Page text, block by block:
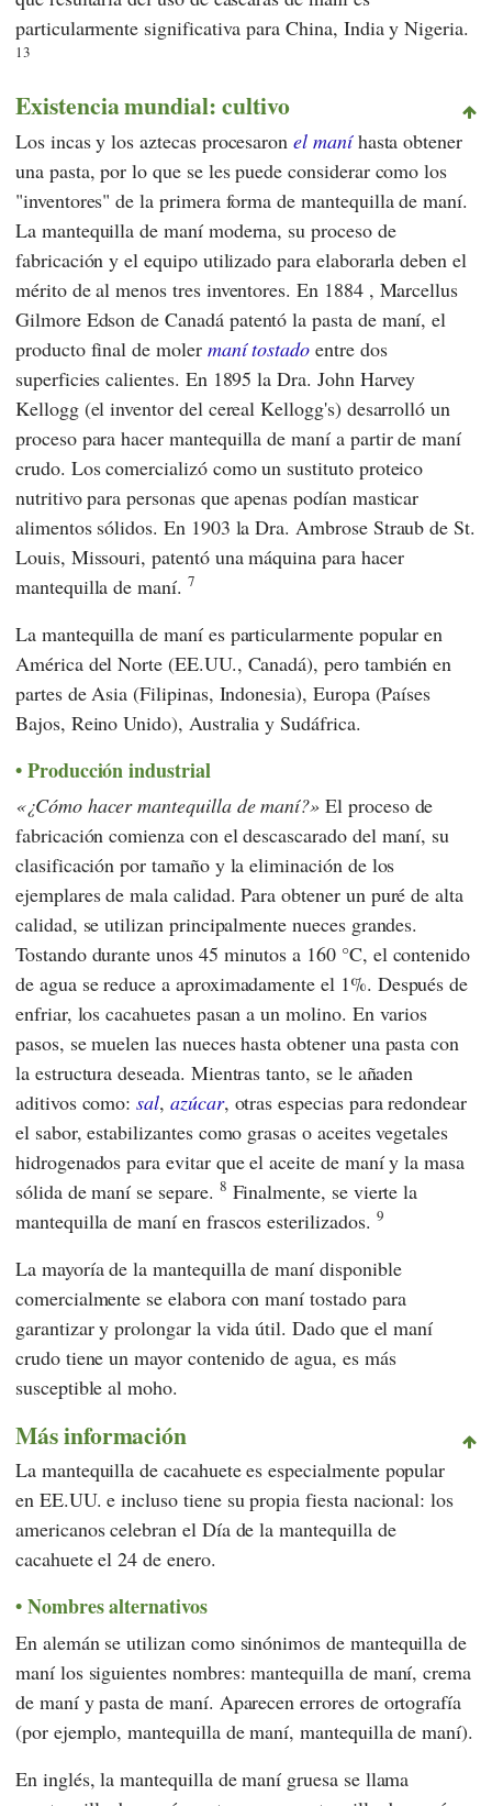
particularmente significativa para China, India y Nigeria.
13
Existencia mundial: cultivo
Los incas y los aztecas procesaronel maníhasta obtener
una pasta, por lo que se les puede considerar como los
"inventores" de la primera forma de mantequilla de maní.
La mantequilla de maní moderna, su proceso de
fabricación y el equipo utilizado para elaborarla deben el
mérito de al menos tres inventores. En 1884 , Marcellus
Gilmore Edson de Canadá patentó la pasta de maní, el
producto final de moler maní tostado entre dos
superficies calientes. En 1895la Dra. John Harvey
Kellogg(el inventor del cereal Kellogg's) desarrolló un
proceso para hacer mantequilla de maní a partir de maní
crudo. Los comercializó como un sustituto proteico
nutritivo para personas que apenas podían masticar
alimentos sólidos. En 1903 la Dra. Ambrose Straub de St.
Louis, Missouri, patentó una máquina para hacer
mantequilla de maní. 7
La mantequilla de maní es particularmente popular en
América del Norte (EE.UU., Canadá), pero también en
partes de Asia (Filipinas, Indonesia), Europa (Países
Bajos, Reino Unido), Australia y Sudáfrica.
Producción industrial
¿Cómo hacer mantequilla de maní? El proceso de
fabricación comienza con el descascarado del maní, su
clasificación por tamaño y la eliminación de los
ejemplares de mala calidad. Para obtener un puré de alta
calidad, se utilizan principalmente nueces grandes.
Tostando durante unos 45 minutos a 160 °C, el contenido
de agua se reduce a aproximadamente el 1%. Después de
enfriar, los cacahuetes pasan a un molino. En varios
pasos, se muelen las nueces hasta obtener una pasta con
la estructura deseada. Mientras tanto, se le añaden
aditivos como:sal, azúcar, otras especias para redondear
el sabor, estabilizantes como grasas o aceites vegetales
hidrogenados para evitar que el aceite de maní y la masa
sólida de maní se separe. 8 Finalmente, se vierte la
mantequilla de maní en frascos esterilizados. 9
La mayoría de la mantequilla de maní disponible
comercialmente se elabora con maní tostado para
garantizar y prolongar la vida útil. Dado que el maní
crudo tiene un mayor contenido de agua, es más
susceptible al moho.
Más información
La mantequilla de cacahuete es especialmente popular
en EE.UU. e incluso tiene su propia fiesta nacional: los
americanos celebran el Día de la mantequilla de
cacahuete el 24 de enero.
Nombres alternativos
En alemán se utilizan como sinónimos de mantequilla de
maní los siguientes nombres: mantequilla de maní, crema
de maní y pasta de maní. Aparecen errores de ortografía
(por ejemplo, mantequilla de maní, mantequilla de maní).
En inglés, la mantequilla de maní gruesa se llama